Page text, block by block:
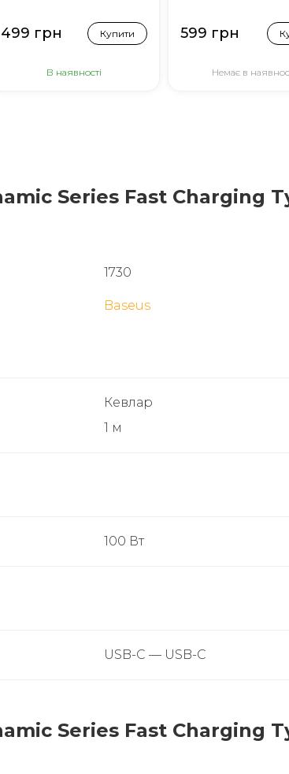
499 грн Купити
В наявності
599 грн
Немає в
Series Fast Charging
1730
Baseus
Кевлар
1 м
100 Вт
USB-C — USB-C
Series Fast Charging